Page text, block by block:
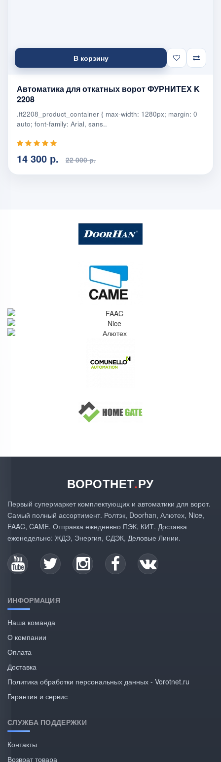
В корзину
Автоматика для откатных ворот ФУРНИТЕХ K
2208
.ft2208_product_container { max-width: 1280px; margin: 0
auto; font-family: Arial, sans..
14 300 р. 22 000 р.
ВОРОТНЕТ.РУ
Первый супермаркет комплектующих и автоматики для ворот.
Самый полный ассортимент. Ролтэк, Doorhan, Алютех, Nice,
FAAC, CAME. Отправка ежедневно ПЭК, КИТ. Доставка
еженедельно: ЖДЭ, Энергия, СДЭК, Деловые Линии.
ИНФОРМАЦИЯ
Наша команда
О компании
Оплата
Доставка
Политика обработки персональных данных - Vorotnet.ru
Гарантия и сервис
СЛУЖБА ПОДДЕРЖКИ
Контакты
Возврат товара